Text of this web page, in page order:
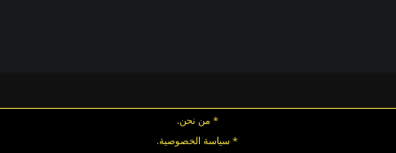
* من نحن.
* سياسة الخصوصية.